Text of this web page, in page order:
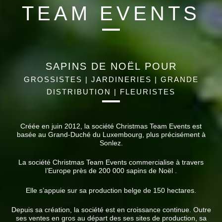
TEAM EVENTS
SAPINS DE NOËL POUR
GROSSISTES | JARDINERIES | GRANDE
DISTRIBUTION | FLEURISTES
Créée en juin 2012, la société Christmas Team Events est
basée au Grand-Duché du Luxembourg, plus précisément à
Sonlez.
La société Christmas Team Events commercialise à travers
l’Europe près de 200 000 sapins de Noël .
Elle s’appuie sur sa production belge de 150 hectares.
Depuis sa création, la société est en croissance continue. Outre
ses ventes en gros au départ des ses sites de production, sa